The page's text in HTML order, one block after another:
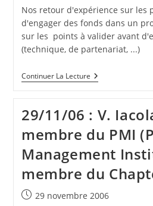
Nos retour d'expérience sur les
d'engager des fonds dans un
sur les points à valider avant
(technique, de partenariat, ...)
Continuer La Lecture30/11/06
:
Fiche
Type
De
Qualification
De
Projet
« Business
Angel »
(réseau
Finance)
29/11/06 : V.
membre du PMI
Management
membre du
Publication
29 novembre 2006